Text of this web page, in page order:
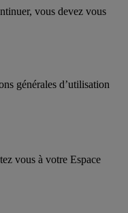
vous devez vous
générales d’utilisation
vous à votre Espace